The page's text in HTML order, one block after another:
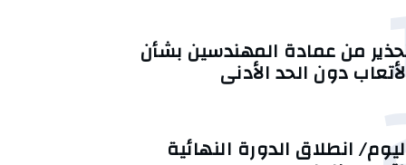
من عمادة المهندسين بشأن
دون الحد الأدنى
انطلاق الدورة النهائية